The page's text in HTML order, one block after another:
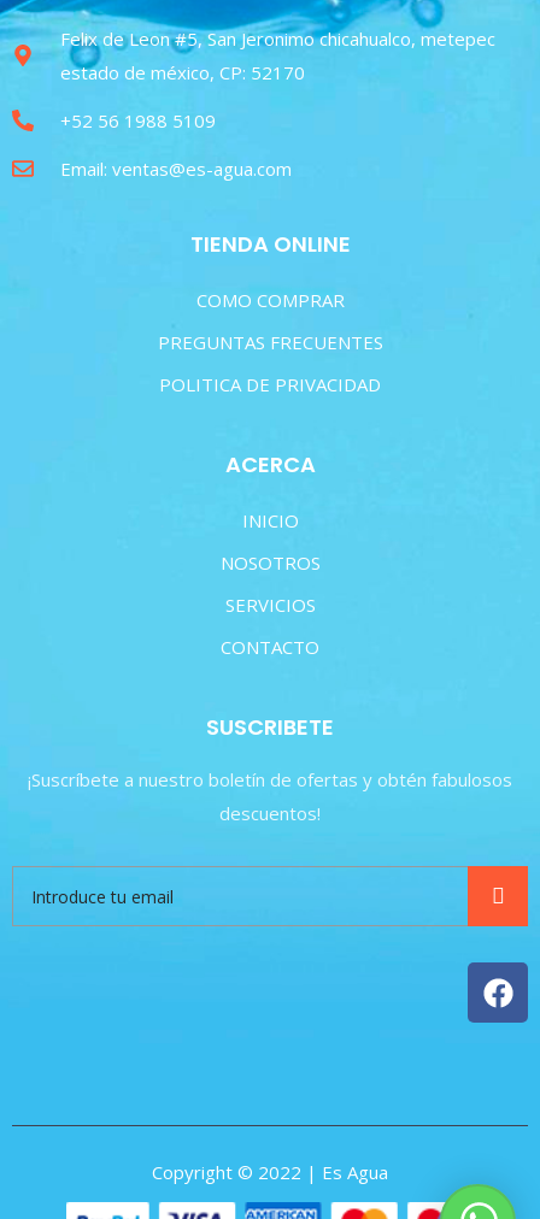
Felix de Leon #5, San Jeronimo chicahualco, metepec
estado de méxico, CP: 52170
+52 56 1988 5109
Email: ventas@es-agua.com
TIENDA ONLINE
COMO COMPRAR
PREGUNTAS FRECUENTES
POLITICA DE PRIVACIDAD
ACERCA
INICIO
NOSOTROS
SERVICIOS
CONTACTO
SUSCRIBETE
¡Suscríbete a nuestro boletín de ofertas y obtén fabulosos
descuentos!
Copyright © 2022 | Es Agua